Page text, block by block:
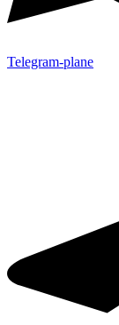
Telegram-plane